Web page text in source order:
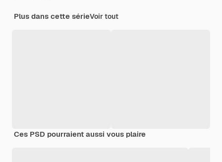
Plus dans cette sérieVoir tout
Ces PSD pourraient aussi vous plaire